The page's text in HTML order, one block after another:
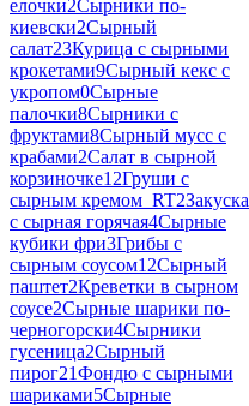
елочки2Сырники по-
киевски2Сырный
салат23Курица с сырными
крокетами9Сырный кекс с
укропом0Сырные
палочки8Сырники с
фруктами8Сырный мусс с
крабами2Салат в сырной
корзиночке12Груши с
сырным кремом_RT2Закуска
с сырная горячая4Сырные
кубики фри3Грибы с
сырным соусом12Сырный
паштет2Креветки в сырном
соусе2Сырные шарики по-
черногорски4Сырники
гусеница2Сырный
пирог21Фондю с сырными
шариками5Сырные